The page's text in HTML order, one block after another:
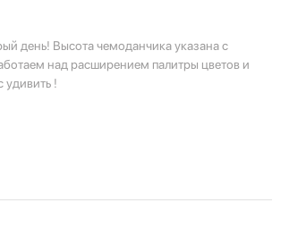
день! Высота чемоданчика указана с
над расширением палитры цветов и
удивить !